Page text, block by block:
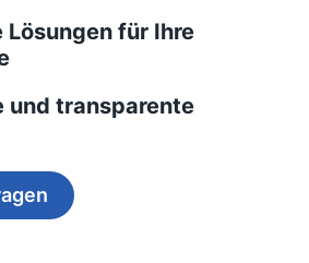
Lösungen für Ihre
und transparente